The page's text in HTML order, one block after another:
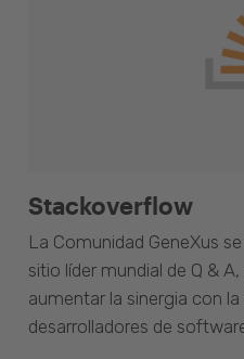
Stackoverflow
La Comunidad GeneXus
sitio líder mundial de Q &
aumentar la sinergia con
desarrolladores de